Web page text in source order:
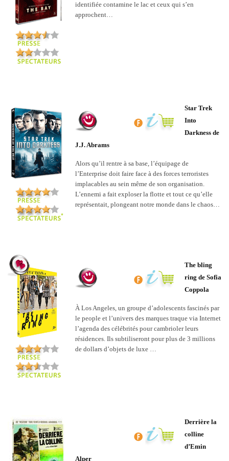
identifiée contamine le lac et ceux qui s’en
approchent…
Star Trek
Into
Darkness de
J.J. Abrams
Alors qu’il rentre à sa base, l’équipage de
l’Enterprise doit faire face à des forces terroristes
implacables au sein même de son organisation.
L’ennemi a fait exploser la flotte et tout ce qu’elle
représentait, plongeant notre monde dans le chaos…
The bling
ring de Sofia
Coppola
À Los Angeles, un groupe d’adolescents fascinés par
le people et l’univers des marques traque via Internet
l’agenda des célébrités pour cambrioler leurs
résidences. Ils subtiliseront pour plus de 3 millions
de dollars d’objets de luxe …
Derrière la
colline
d’Emin
Alper